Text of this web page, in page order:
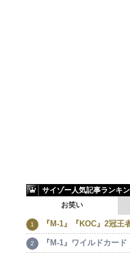
サイゾー人気記事ランキ
お笑い
『M-1』『KOC』2冠王
『M-1』ワイルドカー